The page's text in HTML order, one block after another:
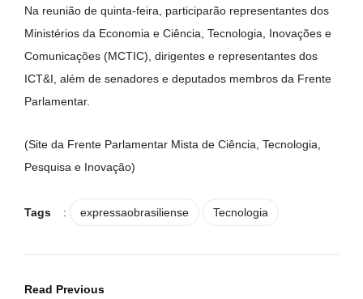
Na reunião de quinta-feira, participarão representantes dos
Ministérios da Economia e Ciência, Tecnologia, Inovações e
Comunicações (MCTIC), dirigentes e representantes dos
ICT&I, além de senadores e deputados membros da Frente
Parlamentar.
(Site da Frente Parlamentar Mista de Ciência, Tecnologia,
Pesquisa e Inovação)
Tags : expressaobrasiliense Tecnologia
Read Previous